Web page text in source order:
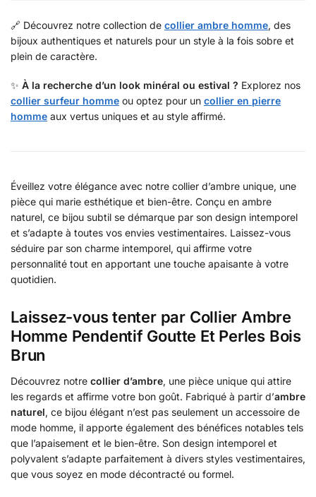
🔗 Découvrez notre collection de collier ambre homme, des
bijoux authentiques et naturels pour un style à la fois sobre et
plein de caractère.
✨ À la recherche d’un look minéral ou estival ? Explorez nos
collier surfeur homme ou optez pour un collier en pierre
homme aux vertus uniques et au style affirmé.
Éveillez votre élégance avec notre collier d’ambre unique, une
pièce qui marie esthétique et bien-être. Conçu en ambre
naturel, ce bijou subtil se démarque par son design intemporel
et s’adapte à toutes vos envies vestimentaires. Laissez-vous
séduire par son charme intemporel, qui affirme votre
personnalité tout en apportant une touche apaisante à votre
quotidien.
Laissez-vous tenter par Collier Ambre
Homme Pendentif Goutte Et Perles Bois
Brun
Découvrez notre collier d’ambre, une pièce unique qui attire
les regards et affirme votre bon goût. Fabriqué à partir d’ambre
naturel, ce bijou élégant n’est pas seulement un accessoire de
mode homme, il apporte également des bénéfices notables tels
que l’apaisement et le bien-être. Son design intemporel et
polyvalent s’adapte parfaitement à divers styles vestimentaires,
que vous soyez en mode décontracté ou formel.